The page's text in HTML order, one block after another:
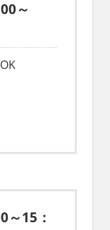
～
15：